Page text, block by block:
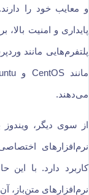
و معایب خود را
پلتفرم‌هایی مانند
می‌دهند.
از سوی دیگر،
کاربرد دارد. با این
نرم‌افزارهای متن‌باز،